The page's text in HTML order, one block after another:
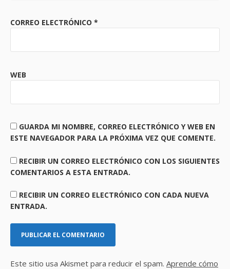
CORREO ELECTRÓNICO *
WEB
GUARDA MI NOMBRE, CORREO ELECTRÓNICO Y WEB EN
ESTE NAVEGADOR PARA LA PRÓXIMA VEZ QUE COMENTE.
RECIBIR UN CORREO ELECTRÓNICO CON LOS SIGUIENTES
COMENTARIOS A ESTA ENTRADA.
RECIBIR UN CORREO ELECTRÓNICO CON CADA NUEVA
ENTRADA.
Este sitio usa Akismet para reducir el spam. Aprende cómo